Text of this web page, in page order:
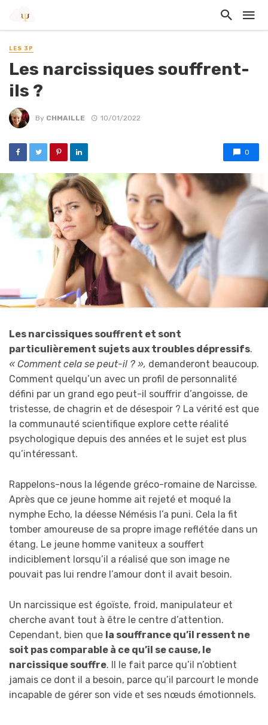
LES 3P
Les narcissiques souffrent-
ils ?
By CHMAILLE 10/01/2022
0
Les narcissiques souffrent et sont
particulièrement sujets aux troubles dépressifs.
« Comment cela se peut-il ? », demanderont beaucoup.
Comment quelqu’un avec un profil de personnalité
défini par un grand ego peut-il souffrir d’angoisse, de
tristesse, de chagrin et de désespoir ? La vérité est que
la communauté scientifique explore cette réalité
psychologique depuis des années et le sujet est plus
qu’intéressant.
Rappelons-nous la légende gréco-romaine de Narcisse.
Après que ce jeune homme ait rejeté et moqué la
nymphe Echo, la déesse Némésis l’a puni. Cela la fit
tomber amoureuse de sa propre image reflétée dans un
étang. Le jeune homme vaniteux a souffert
indiciblement lorsqu’il a réalisé que son image ne
pouvait pas lui rendre l’amour dont il avait besoin.
Un narcissique est égoïste, froid, manipulateur et
cherche avant tout à être le centre d’attention.
Cependant, bien que la souffrance qu’il ressent ne
soit pas comparable à ce qu’il se cause, le
narcissique souffre. Il le fait parce qu’il n’obtient
jamais ce dont il a besoin, parce qu’il parcourt le monde
incapable de gérer son vide et ses nœuds émotionnels.